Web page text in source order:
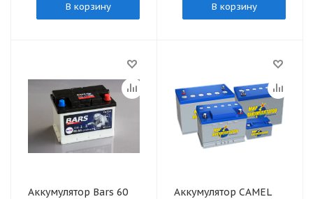
В корзину В корзину
Аккумулятор Bars 60
Аккумулятор CAMEL